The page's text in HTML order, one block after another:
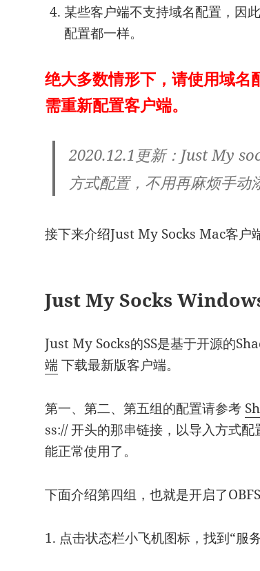
某些客户端不支持域名配置，因
配置都一样。
绝大多数情形下，请使用域
需重新配置客户端。
2020.12.1更新：Just My
方式配置，不用再麻烦手动
接下来介绍Just My Socks Mac客户
Just My Socks
Just My Socks的SS是基于开源的
端下载最新版客户端。
第一、第二、第五组的配置请参考
ss:// 开头的那串链接，以导入方式
能正常使用了。
下面介绍第四组，也就是开启了
1. 点击状态栏小飞机图标，找到“服